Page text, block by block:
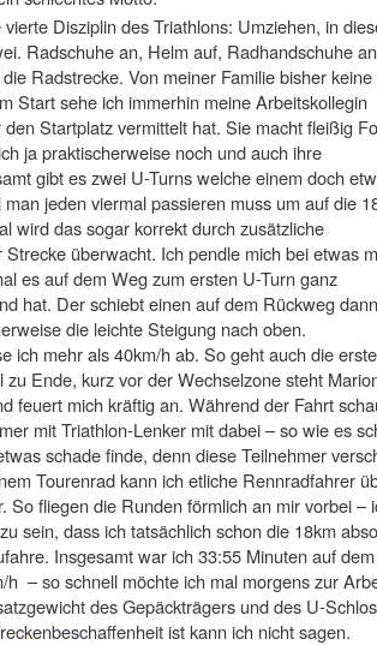
Disziplin des Triathlons: Umziehen, in
Radschuhe an, Helm auf, Radhandschuhe an
Radstrecke. Von meiner Familie bisher keine
Start sehe ich immerhin meine Arbeitskollegin
Startplatz vermittelt hat. Sie macht fleißig
ja praktischerweise noch und auch ihre
gibt es zwei U-Turns welche einem doch
jeden viermal passieren muss um auf die
wird das sogar korrekt durch zusätzliche
überwacht. Ich pendle mich bei etwas
es auf dem Weg zum ersten U-Turn ganz
hat. Der schiebt einen auf dem Rückweg dann
die leichte Steigung nach oben.
ich mehr als 40km/h ab. So geht auch die erste
zu Ende, kurz vor der Wechselzone steht
feuert mich kräftig an. Während der Fahrt
mit Triathlon-Lenker mit dabei – so wie es
schade finde, denn diese Teilnehmer
Tourenrad kann ich etliche Rennradfahrer
So fliegen die Runden förmlich an mir vorbei –
sein, dass ich tatsächlich schon die 18km
Insgesamt war ich 33:55 Minuten auf
h – so schnell möchte ich mal morgens zur
des Gepäckträgers und des U-
ist kann ich nicht sagen.